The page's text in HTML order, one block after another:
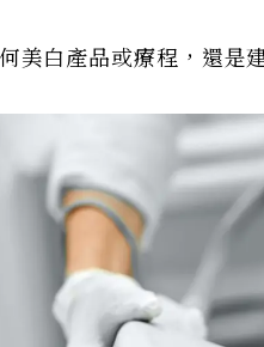
美白產品或療程，還是